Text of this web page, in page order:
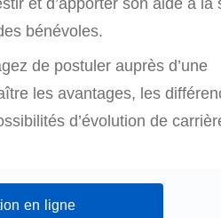
bénévoles.
de postuler auprès d’une
les avantages, les
d’évolution de
en ligne